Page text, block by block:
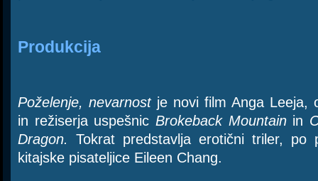
Produkcija
Poželenje, nevarnostje novi film Anga Leeja,
in režiserja uspešnic Brokeback Mountainin
Dragon.
Tokrat predstavlja erotični triler, po
kitajske pisateljice Eileen Chang.